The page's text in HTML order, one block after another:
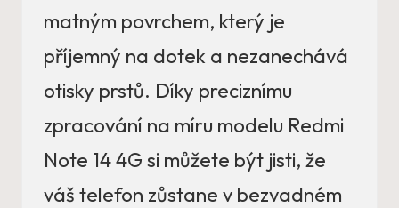
matným povrchem, který je
příjemný na dotek a nezanechává
otisky prstů. Díky preciznímu
zpracování na míru modelu Redmi
Note 14 4G si můžete být jisti, že
váš telefon zůstane v bezvadném